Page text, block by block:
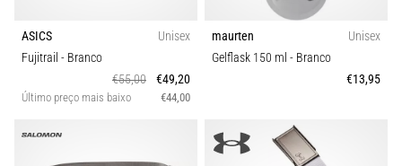
•
7 minutos lendo
Fascite
Plantar:
Sintomas,
ASICS
Unisex
Fujitrail - Branco
€55,00
€49,20
Último preço mais baixo €44,00
maurten
Unisex
Gelflask 150 ml - Branco
€13,95